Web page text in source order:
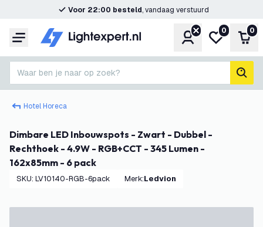
Voor 22:00 besteld, vandaag verstuurd
Menu Account
Mijn
0 0
Waar ben je naar op zoek?
Hotel Horeca
Dimbare LED Inbouwspots - Zwart - Dubbel -
Rechthoek - 4.9W - RGB+CCT - 345 Lumen -
162x85mm - 6 pack
SKU: LV10140-RGB-6pack Merk: Ledvion